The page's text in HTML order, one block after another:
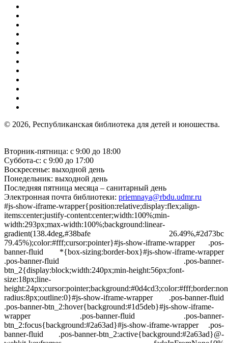
© 2026, Республиканская библиотека для детей и юношества.
Вторник-пятница: с 9:00 до 18:00
Суббота-с: с 9:00 до 17:00
Воскресенье: выходной день
Понедельник: выходной день
Последняя пятница месяца – санитарный день
Электронная почта библиотеки: priemnaya@rbdu.udmr.ru
#js-show-iframe-wrapper{position:relative;display:flex;align-
items:center;justify-content:center;width:100%;min-
width:293px;max-width:100%;background:linear-
gradient(138.4deg,#38bafe 26.49%,#2d73bc
79.45%);color:#fff;cursor:pointer}#js-show-iframe-wrapper .pos-
banner-fluid *{box-sizing:border-box}#js-show-iframe-wrapper
.pos-banner-fluid .pos-banner-
btn_2{display:block;width:240px;min-height:56px;font-
size:18px;line-
radius:8px;outline:0}#js-show-iframe-wrapper .pos-banner-fluid
.pos-banner-btn_2:hover{background:#1d5deb}#js-show-iframe-
wrapper .pos-banner-fluid .pos-banner-
btn_2:focus{background:#2a63ad}#js-show-iframe-wrapper .pos-
banner-fluid .pos-banner-btn_2:active{background:#2a63ad}@-